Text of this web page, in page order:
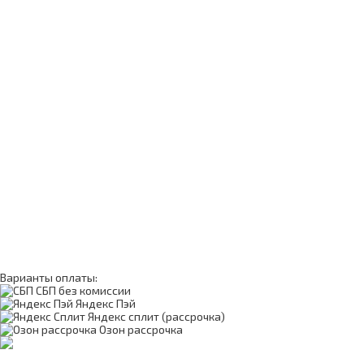
Варианты оплаты:
СБП без комиссии
Яндекс Пэй
Яндекс сплит (рассрочка)
Озон рассрочка